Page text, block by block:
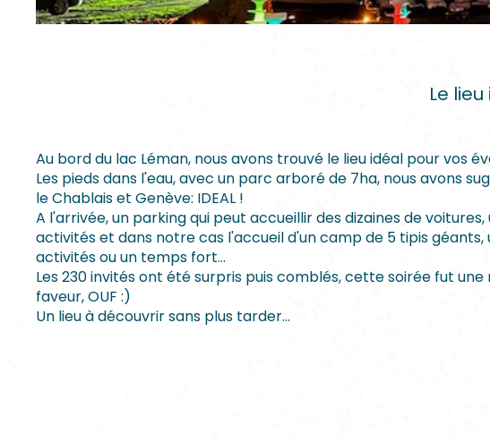
Le
Au bord du lac Léman, nous avons trouvé le lieu idéal pour vos
Les pieds dans l'eau, avec un parc arboré de 7ha, nous avons
le Chablais et Genève: IDEAL !
A l'arrivée, un parking qui peut accueillir des dizaines de
activités et dans notre cas l'accueil d'un camp de 5 tipis
activités ou un temps fort...
Les 230 invités ont été surpris puis comblés, cette soirée fut
faveur, OUF :)
Un lieu à découvrir sans plus tarder...